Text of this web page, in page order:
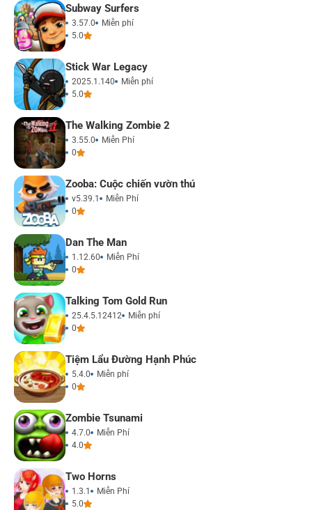
Subway Surfers
3.57.0
Miễn phí
5.0
Stick War Legacy
2025.1.140
Miễn phí
5.0
The Walking Zombie 2
3.55.0
Miễn Phí
0
Zooba: Cuộc chiến vườn thú
v5.39.1
Miễn Phí
0
Dan The Man
1.12.60
Miễn Phí
0
Talking Tom Gold Run
25.4.5.12412
Miễn phí
0
Tiệm Lẩu Đường Hạnh Phúc
5.4.0
Miễn phí
0
Zombie Tsunami
4.7.0
Miễn Phí
4.0
Two Horns
1.3.1
Miễn Phí
5.0